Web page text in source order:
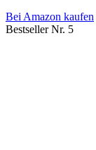
Bei Amazon kaufen
Bestseller Nr. 5